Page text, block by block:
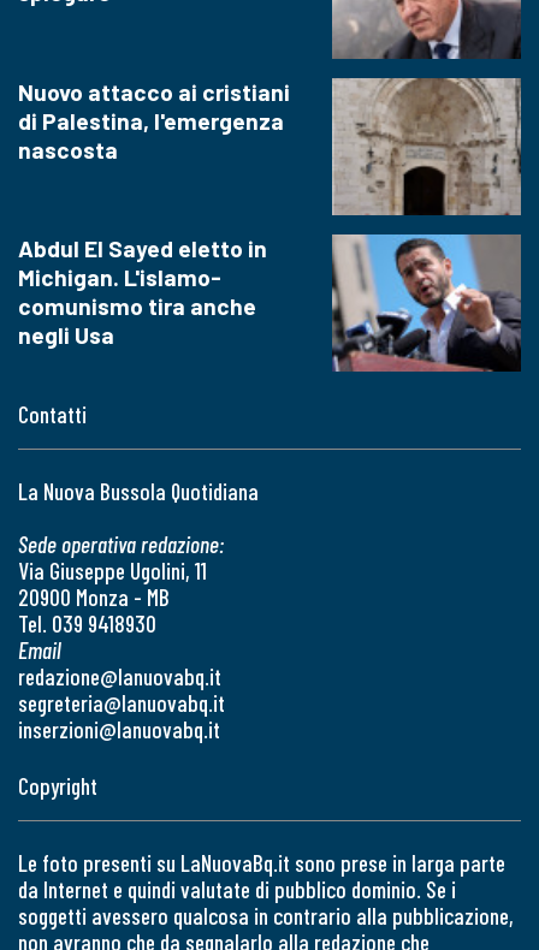
Contatti
La Nuova Bussola Quotidiana
Sede operativa redazione:
Via Giuseppe Ugolini, 11
20900 Monza - MB
Tel. 039 9418930
Email
redazione@lanuovabq.it
segreteria@lanuovabq.it
inserzioni@lanuovabq.it
Nuovo attacco ai cristiani
di Palestina, l'emergenza
nascosta
Abdul El Sayed eletto in
Michigan. L'islamo-
comunismo tira anche
negli Usa
Copyright
Le foto presenti su LaNuovaBq.it sono prese in larga parte
da Internet e quindi valutate di pubblico dominio. Se i
soggetti avessero qualcosa in contrario alla pubblicazione,
non avranno che da segnalarlo alla redazione che